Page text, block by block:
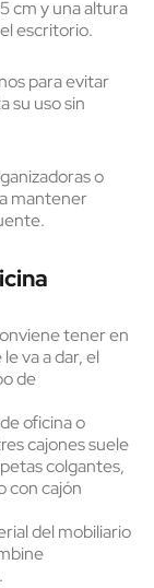
cm y una altura
escritorio.
para evitar
su uso sin
o
mantener
tener en
va a dar, el
de
oficina o
cajones suele
colgantes,
con cajón
del mobiliario